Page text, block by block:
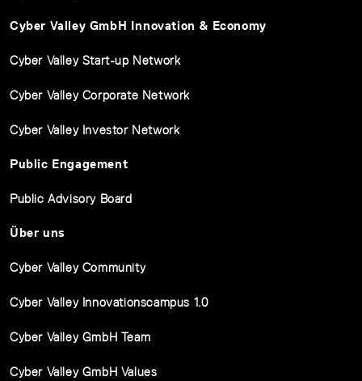
Cyber Valley GmbH Innovation & Economy
Cyber Valley Start-up Network
Cyber Valley Corporate Network
Cyber Valley Investor Network
Public Engagement
Public Advisory Board
Über uns
Cyber Valley Community
Cyber Valley Innovationscampus 1.0
Cyber Valley GmbH Team
Cyber Valley GmbH Values